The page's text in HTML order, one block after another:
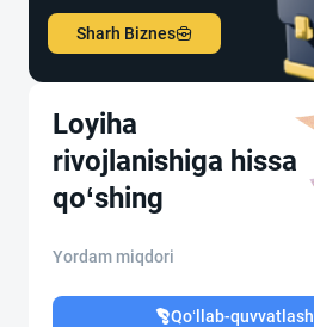
Sharh Biznes
Loyiha
rivojlanishiga hissa
qo‘shing
Yordam miqdori
Qo‘llab-quvvatlash